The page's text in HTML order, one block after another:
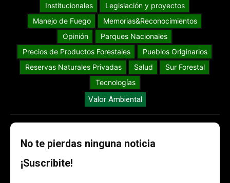
Institucionales
Legislación y proyectos
Manejo de Fuego
Memorias&Reconocimientos
Opinión
Parques Nacionales
Precios de Productos Forestales
Pueblos Originarios
Reservas Naturales Privadas
Salud
Sur Forestal
Tecnologías
Valor Ambiental
No te pierdas ninguna noticia
¡Suscribite!